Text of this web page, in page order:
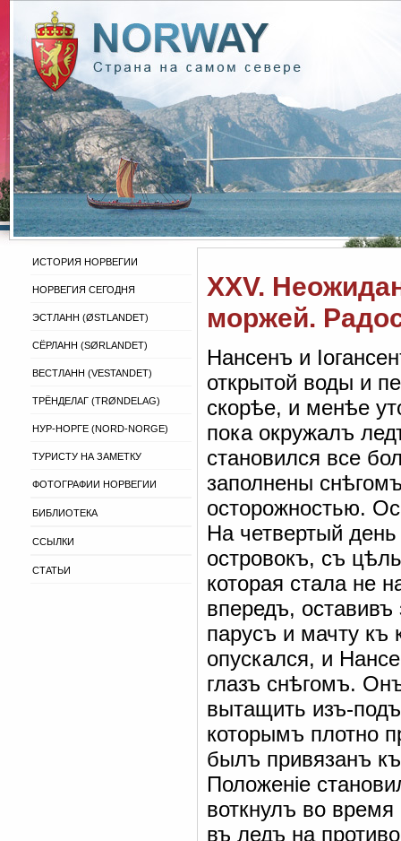
ИСТОРИЯ НОРВЕГИИ
НОРВЕГИЯ СЕГОДНЯ
ЭСТЛАНН (ØSTLANDET)
СЁРЛАНН (SØRLANDET)
ВЕСТЛАНН (VESTANDET)
ТРЁНДЕЛАГ (TRØNDELAG)
НУР-НОРГЕ (NORD-NORGE)
ТУРИСТУ НА ЗАМЕТКУ
ФОТОГРАФИИ НОРВЕГИИ
БИБЛИОТЕКА
ССЫЛКИ
СТАТЬИ
XXV.
моржей.
Нансенъ и
открытой воды и
скорѣе, и менѣе
пока окружалъ
становился все
заполнены
осторожностью.
На четвертый
островокъ, съ
которая стала не
впередъ, оставивъ
парусъ и мачту къ
опускался, и
глазъ снѣгомъ.
вытащить изъ-
которымъ плотно
былъ привязанъ
Положеніе
воткнулъ во
въ ледъ на